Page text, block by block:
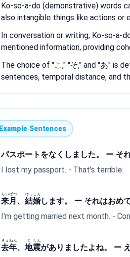
Ko-so-a-do (demonstrative) words
also intangible things like actions or
In conversation or writing, Ko-so-a-
mentioned information, providing
The choice of "こ," "そ," and "あ" is
sentences, temporal distance, and
Example Sentences
パスポートをなくしました。 ー そ
I lost my passport. - That's terrible.
来
らい
月
げつ
、結
けっ
婚
こん
します。 ー それはおめ
I'm getting married next month. -
去
きょ
年
ねん
、地
じ
震
しん
がありましたよね。 ー